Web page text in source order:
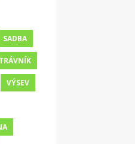
SADBA
TRÁVNÍK
VÝSEV